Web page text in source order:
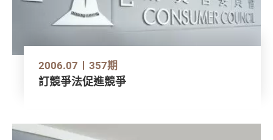
2006.07 357期
訂競爭法促進競爭